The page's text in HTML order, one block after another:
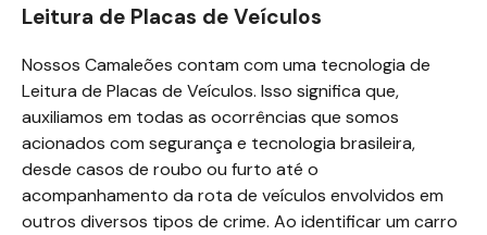
Leitura de Placas de Veículos
Nossos Camaleões contam com uma tecnologia de
Leitura de Placas de Veículos. Isso significa que,
auxiliamos em todas as ocorrências que somos
acionados com segurança e tecnologia brasileira,
desde casos de roubo ou furto até o
acompanhamento da rota de veículos envolvidos em
outros diversos tipos de crime. Ao identificar um carro